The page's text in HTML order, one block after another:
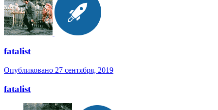
fatalist
Опубликовано 27 сентября, 2019
fatalist